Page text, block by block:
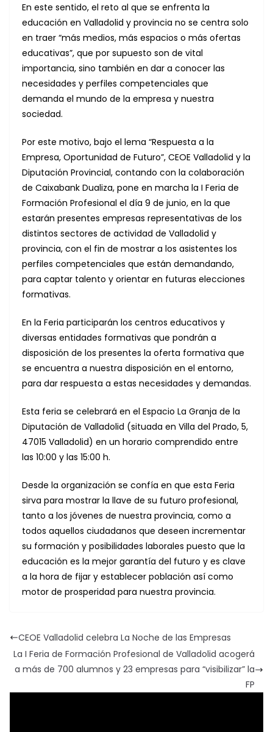
En este sentido, el reto al que se enfrenta la
educación en Valladolid y provincia no se centra solo
en traer “más medios, más espacios o más ofertas
educativas”, que por supuesto son de vital
importancia, sino también en dar a conocer las
necesidades y perfiles competenciales que
demanda el mundo de la empresa y nuestra
sociedad.
Por este motivo, bajo el lema “Respuesta a la
Empresa, Oportunidad de Futuro”, CEOE Valladolid y la
Diputación Provincial, contando con la colaboración
de Caixabank Dualiza, pone en marcha la I Feria de
Formación Profesional el día 9 de junio, en la que
estarán presentes empresas representativas de los
distintos sectores de actividad de Valladolid y
provincia, con el fin de mostrar a los asistentes los
perfiles competenciales que están demandando,
para captar talento y orientar en futuras elecciones
formativas.
En la Feria participarán los centros educativos y
diversas entidades formativas que pondrán a
disposición de los presentes la oferta formativa que
se encuentra a nuestra disposición en el entorno,
para dar respuesta a estas necesidades y demandas.
Esta feria se celebrará en el Espacio La Granja de la
Diputación de Valladolid (situada en Villa del Prado, 5,
47015 Valladolid) en un horario comprendido entre
las 10:00 y las 15:00 h.
Desde la organización se confía en que esta Feria
sirva para mostrar la llave de su futuro profesional,
tanto a los jóvenes de nuestra provincia, como a
todos aquellos ciudadanos que deseen incrementar
su formación y posibilidades laborales puesto que la
educación es la mejor garantía del futuro y es clave
a la hora de fijar y establecer población así como
motor de prosperidad para nuestra provincia.
CEOE Valladolid celebra La Noche de las Empresas
La I Feria de Formación Profesional de Valladolid acogerá
a más de 700 alumnos y 23 empresas para “visibilizar” la
FP